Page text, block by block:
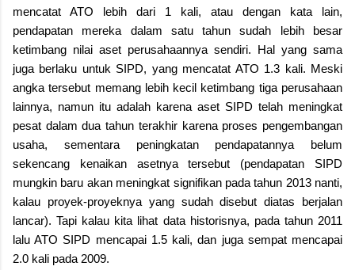
mencatat ATO lebih dari 1 kali, atau dengan kata lain,
pendapatan mereka dalam satu tahun sudah lebih besar
ketimbang nilai aset perusahaannya sendiri. Hal yang sama
juga berlaku untuk SIPD, yang mencatat ATO 1.3 kali. Meski
angka tersebut memang lebih kecil ketimbang tiga perusahaan
lainnya, namun itu adalah karena aset SIPD telah meningkat
pesat dalam dua tahun terakhir karena proses pengembangan
usaha, sementara peningkatan pendapatannya belum
sekencang kenaikan asetnya tersebut (pendapatan SIPD
mungkin baru akan meningkat signifikan pada tahun 2013 nanti,
kalau proyek-proyeknya yang sudah disebut diatas berjalan
lancar). Tapi kalau kita lihat data historisnya, pada tahun 2011
lalu ATO SIPD mencapai 1.5 kali, dan juga sempat mencapai
2.0 kali pada 2009.